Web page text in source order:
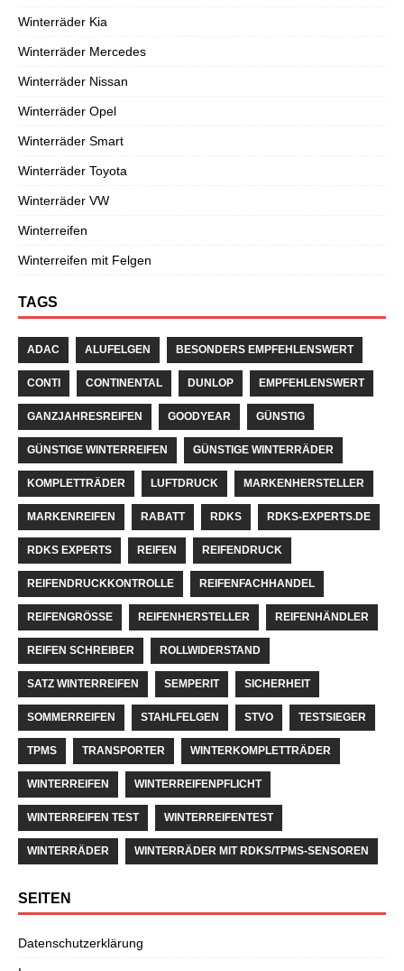
Winterräder Kia
Winterräder Mercedes
Winterräder Nissan
Winterräder Opel
Winterräder Smart
Winterräder Toyota
Winterräder VW
Winterreifen
Winterreifen mit Felgen
TAGS
ADAC ALUFELGEN BESONDERS EMPFEHLENSWERT
CONTI CONTINENTAL DUNLOP EMPFEHLENSWERT
GANZJAHRESREIFEN GOODYEAR GÜNSTIG
GÜNSTIGE WINTERREIFEN GÜNSTIGE WINTERRÄDER
KOMPLETTRÄDER LUFTDRUCK MARKENHERSTELLER
MARKENREIFEN RABATT RDKS RDKS-EXPERTS.DE
RDKS EXPERTS REIFEN REIFENDRUCK
REIFENDRUCKKONTROLLE REIFENFACHHANDEL
REIFENGRÖSSE REIFENHERSTELLER REIFENHÄNDLER
REIFEN SCHREIBER ROLLWIDERSTAND
SATZ WINTERREIFEN SEMPERIT SICHERHEIT
SOMMERREIFEN STAHLFELGEN STVO TESTSIEGER
TPMS TRANSPORTER WINTERKOMPLETTRÄDER
WINTERREIFEN WINTERREIFENPFLICHT
WINTERREIFEN TEST WINTERREIFENTEST
WINTERRÄDER WINTERRÄDER MIT RDKS/TPMS-SENSOREN
SEITEN
Datenschutzerklärung